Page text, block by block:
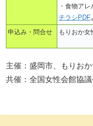
・食物ア
チラシPDF
申込み・問合せ
もりおか
主催：盛岡市、もりお
共催：全国女性会館協